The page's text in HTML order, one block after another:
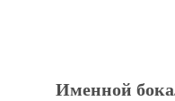
Именной